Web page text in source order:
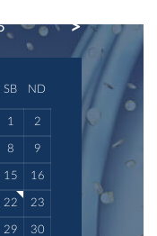
NEXT
SB ND
1 2
8 9
15 16
22 23
29 30